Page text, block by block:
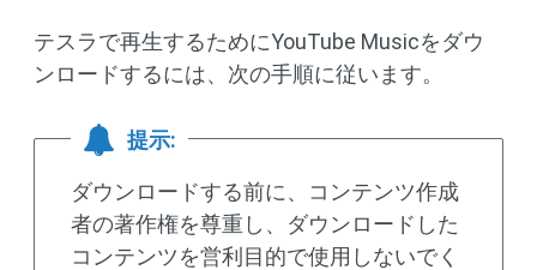
テスラで再生するためにYouTube Musicをダウ
ンロードするには、次の手順に従います。
提示:
ダウンロードする前に、コンテンツ作成
者の著作権を尊重し、ダウンロードした
コンテンツを営利目的で使用しないでく